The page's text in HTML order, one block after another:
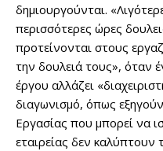
δημιουργούνται.
περισσότερες ώρες
προτείνονται στους
την δουλειά τους», όταν
έργου αλλάζει
διαγωνισμό, όπως
Εργασίας που μπορεί να
εταιρείας δεν